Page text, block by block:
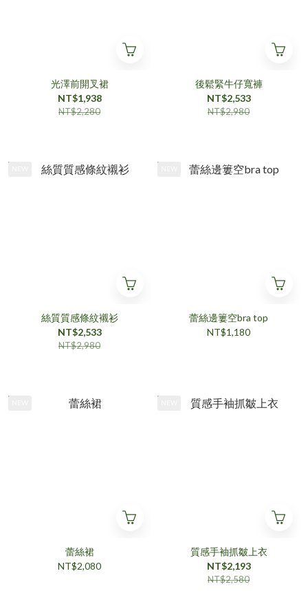
光澤前開叉裙
NT$1,938
NT$2,280
後鬆緊牛仔寬褲
NT$2,533
NT$2,980
絲質質感條紋襯衫
NT$2,533
NT$2,980
蕾絲邊簍空bra top
NT$1,180
蕾絲裙
NT$2,080
質感手袖抓皺上衣
NT$2,193
NT$2,580